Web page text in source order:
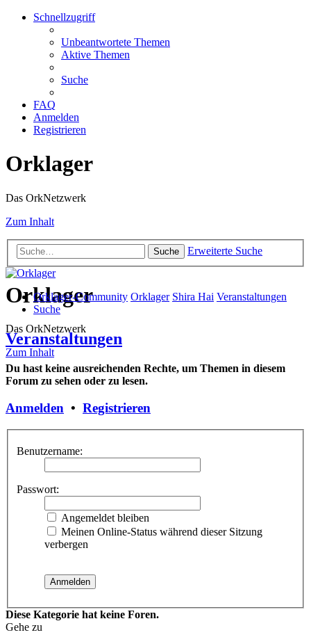
Schnellzugriff
Unbeantwortete Themen
Aktive Themen
Suche
FAQ
Anmelden
Registrieren
Orklager
Das OrkNetzwerk
Zum Inhalt
Suche Erweiterte Suche
Orklager
Das OrkNetzwerk
Zum Inhalt
Orklager-Community Orklager Shira Hai Veranstaltungen
Suche
Veranstaltungen
Du hast keine ausreichenden Rechte, um Themen in diesem
Forum zu sehen oder zu lesen.
Anmelden • Registrieren
Benutzername:
Passwort:
Angemeldet bleiben
Meinen Online-Status während dieser Sitzung
verbergen
Diese Kategorie hat keine Foren.
Gehe zu